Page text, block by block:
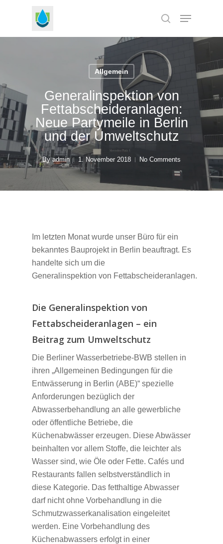
search
Menu
Allgemein
Generalinspektion von
Fettabscheideranlagen:
Neue Partymeile in Berlin
und der Umweltschutz
By admin 1. November 2018 No Comments
Im letzten Monat wurde unser Büro für ein
bekanntes Bauprojekt in Berlin beauftragt. Es
handelte sich um die
Generalinspektion von Fettabscheideranlagen.
Die Generalinspektion von
Fettabscheideranlagen – ein
Beitrag zum Umweltschutz
Die Berliner Wasserbetriebe-BWB stellen in
ihren „Allgemeinen Bedingungen für die
Entwässerung in Berlin (ABE)“ spezielle
Anforderungen bezüglich der
Abwasserbehandlung an alle gewerbliche
oder öffentliche Betriebe, die
Küchenabwässer erzeugen. Diese Abwässer
beinhalten vor allem Stoffe, die leichter als
Wasser sind, wie Öle oder Fette. Cafés und
Restaurants fallen selbstverständlich in
diese Kategorie. Das fetthaltige Abwasser
darf nicht ohne Vorbehandlung in die
Schmutzwasserkanalisation eingeleitet
werden. Eine Vorbehandlung des
Küchenabwassers erfolgt in einer
Menu